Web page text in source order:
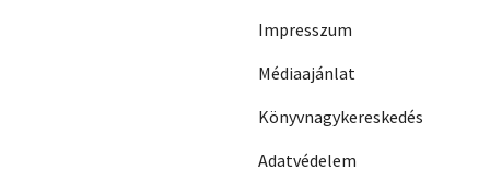
Impresszum
Médiaajánlat
Könyvnagykereskedés
Adatvédelem